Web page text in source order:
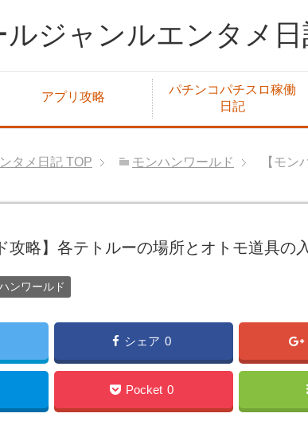
ルジャンルエンタメ
アプリ攻略
パチンコパチスロ稼働
日記
タメ日記 TOP モンハンワールド 【モ
攻略】各テトルーの場所とオトモ道具の
ンワールド
シェア 0
Pocket 0